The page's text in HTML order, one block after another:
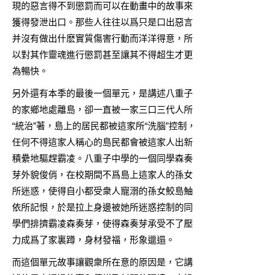
現的惡言得不到懲罰而可以在動畫中的故事來
獲得發泄出口。那些人往往以爲只是口出惡言
并沒有做出什麽實質傷害行動而洋洋得意，所
以對其作靈魂進行懲罰甚至讓其不得超生才更
為暢快。
另外還有本季的最後一個單元，是講述八重子
的家鄉地處離島，卻一直被一家三口三代人所
“統治”著，島上的居民都被這家所“洗腦”控制，
任何不得這家人稱心的島民都會被這家人出新
積纍地驅趕霸凌。八重子中學的一個同學森奏
芽外貌俊俏，在校期間不爲島上這家人的孫女
所迷惑，使得自小都受衆人寵溺的孫女鮫島鮋
依所記恨，於是拉上身邊被她所迷惑控制的同
學們排擠霸凌森奏芽，使得森奏芽承受不了壓
力成爲了家裏蹲，身材發福，形象邋遢。
而這個單元故事讓觀衆所在意的原因是，它講